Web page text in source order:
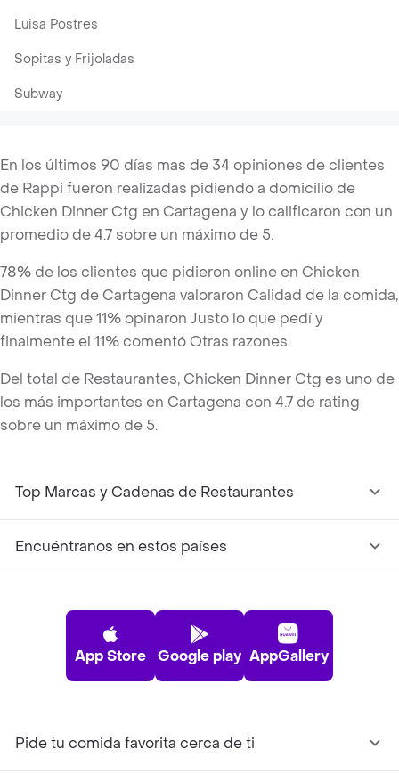
Luisa Postres
Sopitas y Frijoladas
Subway
En los últimos 90 días mas de 34 opiniones de clientes
de Rappi fueron realizadas pidiendo a domicilio de
Chicken Dinner Ctg en Cartagena y lo calificaron con un
promedio de 4.7 sobre un máximo de 5.
78% de los clientes que pidieron online en Chicken
Dinner Ctg de Cartagena valoraron Calidad de la comida,
mientras que 11% opinaron Justo lo que pedí y
finalmente el 11% comentó Otras razones.
Del total de Restaurantes, Chicken Dinner Ctg es uno de
los más importantes en Cartagena con 4.7 de rating
sobre un máximo de 5.
Top Marcas y Cadenas de Restaurantes
Encuéntranos en estos países
App Store Google play AppGallery
Pide tu comida favorita cerca de ti